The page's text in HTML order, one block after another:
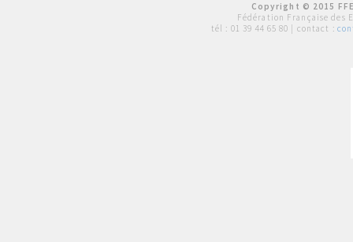
Copyright © 2015
Fédération Française des
tél : 01 39 44 65 80 | contact :